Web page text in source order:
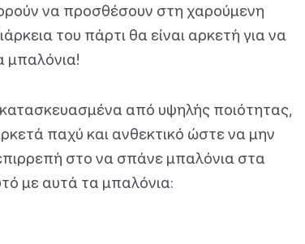
να προσθέσουν στη χαρούμενη
του πάρτι θα είναι αρκετή για να
μπαλόνια!
κατασκευασμένα από υψηλής ποιότητας,
παχύ και ανθεκτικό ώστε να μην
στο να σπάνε μπαλόνια στα
με αυτά τα μπαλόνια: